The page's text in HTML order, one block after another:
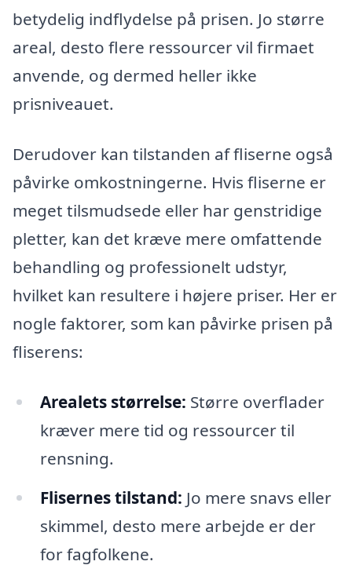
betydelig indflydelse på prisen. Jo større
areal, desto flere ressourcer vil firmaet
anvende, og dermed heller ikke
prisniveauet.
Derudover kan tilstanden af fliserne også
påvirke omkostningerne. Hvis fliserne er
meget tilsmudsede eller har genstridige
pletter, kan det kræve mere omfattende
behandling og professionelt udstyr,
hvilket kan resultere i højere priser. Her er
nogle faktorer, som kan påvirke prisen på
fliserens:
Arealets størrelse: Større overflader
kræver mere tid og ressourcer til
rensning.
Flisernes tilstand: Jo mere snavs eller
skimmel, desto mere arbejde er der
for fagfolkene.